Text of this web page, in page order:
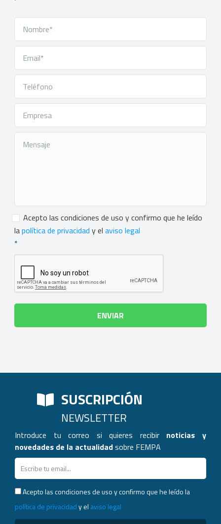
Consentimiento*
Acepto las condiciones de uso y confirmo que he leído
lapolítica de privacidad y el aviso legal
*
SUSCRIPCIÓN
NEWSLETTER
Introduce tu correo si quieres recibir noticias y
novedades de la actualidadsobre FEMPA
Acepto las condiciones de uso y confirmo que he leído la
política de privacidady el aviso legal